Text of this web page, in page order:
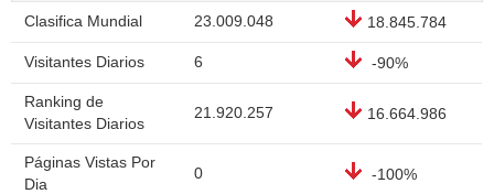
Clasifica Mundial 23.009.048 18.845.784
Visitantes Diarios 6 -90%
Ranking de
Visitantes Diarios
21.920.257 16.664.986
Páginas Vistas Por
Dia
0 -100%